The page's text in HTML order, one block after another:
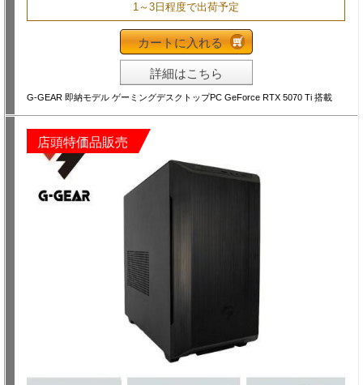
1～3日程度で出荷予定
カートに入れる
詳細はこちら
G-GEAR 即納モデル ゲーミングデスクトップPC GeForce RTX 5070 Ti 搭載
店頭特価品販売